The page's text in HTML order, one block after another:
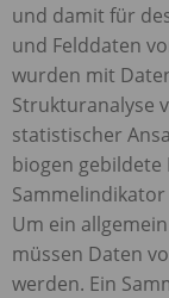
und damit für
und Felddaten
wurden mit
Strukturanalyse
statistischer
biogen
Um ein
müssen Daten
werden. Ein